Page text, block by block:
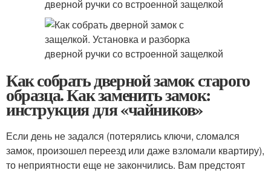
Как собрать дверной замок старого
образца. Как заменить замок:
инструкция для «чайников»
Если день не задался (потерялись ключи, сломался
замок, произошел переезд или даже взломали квартиру),
то неприятности еще не закончились. Вам предстоят